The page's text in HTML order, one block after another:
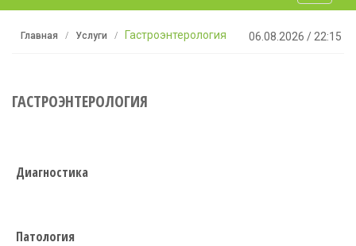
Главная Услуги Гастроэнтерология 06.08.2026 / 22:15
ГАСТРОЭНТЕРОЛОГИЯ
Диагностика
Патология